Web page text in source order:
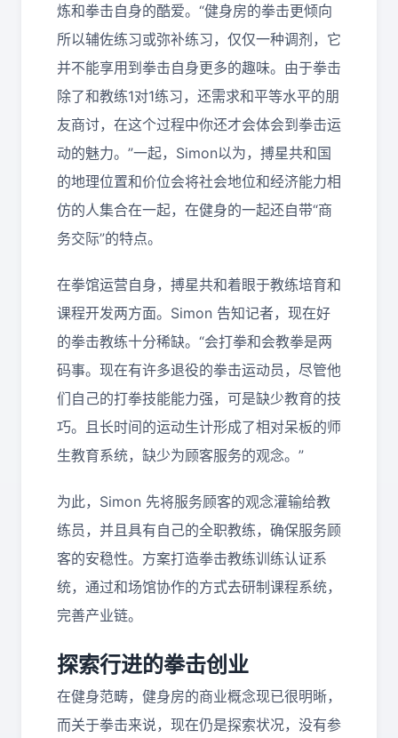
炼和拳击自身的酷爱。“健身房的拳击更倾向
所以辅佐练习或弥补练习，仅仅一种调剂，它
并不能享用到拳击自身更多的趣味。由于拳击
除了和教练1对1练习，还需求和平等水平的朋
友商讨，在这个过程中你还才会体会到拳击运
动的魅力。”一起，Simon以为，搏星共和国
的地理位置和价位会将社会地位和经济能力相
仿的人集合在一起，在健身的一起还自带“商
务交际”的特点。
在拳馆运营自身，搏星共和着眼于教练培育和
课程开发两方面。Simon 告知记者，现在好
的拳击教练十分稀缺。“会打拳和会教拳是两
码事。现在有许多退役的拳击运动员，尽管他
们自己的打拳技能能力强，可是缺少教育的技
巧。且长时间的运动生计形成了相对呆板的师
生教育系统，缺少为顾客服务的观念。”
为此，Simon 先将服务顾客的观念灌输给教
练员，并且具有自己的全职教练，确保服务顾
客的安稳性。方案打造拳击教练训练认证系
统，通过和场馆协作的方式去研制课程系统，
完善产业链。
探索行进的拳击创业
在健身范畴，健身房的商业概念现已很明晰，
而关于拳击来说，现在仍是探索状况，没有参